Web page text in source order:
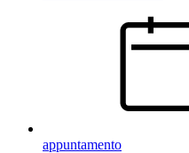
appuntamento